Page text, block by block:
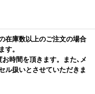
在庫数以上のご注文の場合
す。
時間を頂きます。また､メ
ル扱いとさせていただきま